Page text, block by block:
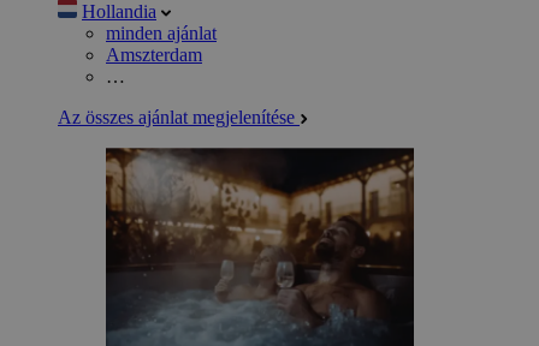
Hollandia
minden ajánlat
Amszterdam
…
Az összes ajánlat megjelenítése